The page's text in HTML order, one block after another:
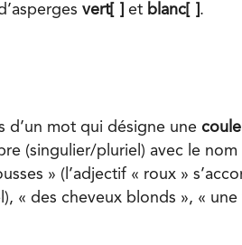
vert[ ] et blanc[ ] .
d’un mot qui désigne une
(singulier/pluriel) avec le nom
» (l’adjectif « roux »
« des cheveux blonds », «